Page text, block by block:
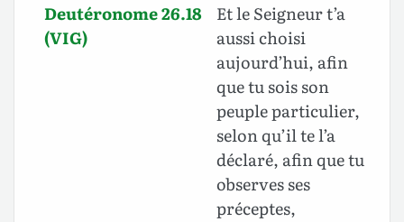
Deutéronome 26.18
(VIG)
Et le Seigneur t’a
aussi choisi
aujourd’hui, afin
que tu sois son
peuple particulier,
selon qu’il te l’a
déclaré, afin que tu
observes ses
préceptes,